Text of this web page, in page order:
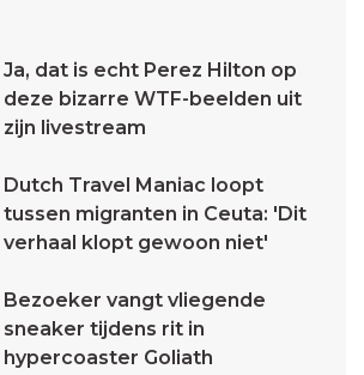
Ja, dat is echt Perez Hilton op
deze bizarre WTF-beelden uit
zijn livestream
Dutch Travel Maniac loopt
tussen migranten in Ceuta: 'Dit
verhaal klopt gewoon niet'
Bezoeker vangt vliegende
sneaker tijdens rit in
hypercoaster Goliath